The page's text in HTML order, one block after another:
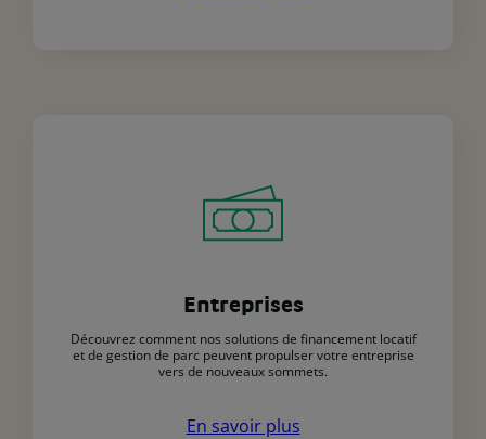
Entreprises
Découvrez comment nos solutions de financement locatif
et de gestion de parc peuvent propulser votre entreprise
vers de nouveaux sommets.
En savoir plus